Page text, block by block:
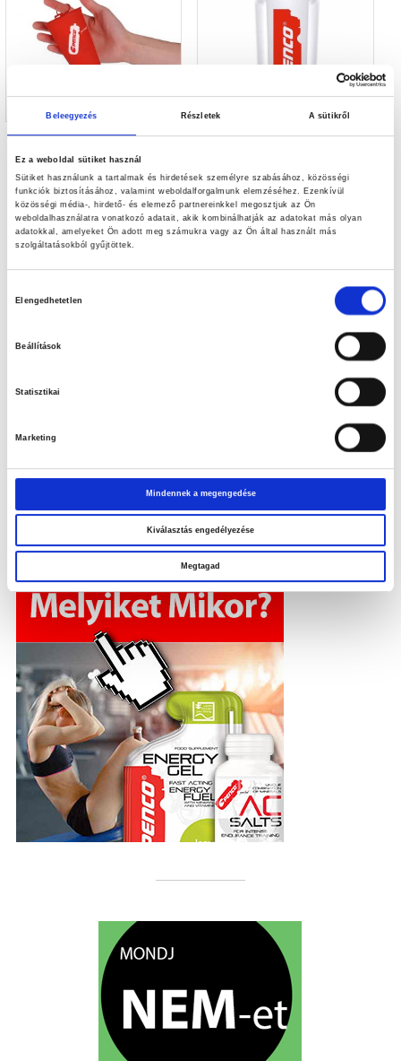
Beleegyezés Részletek A sütikről
Ez a weboldal sütiket használ
Sütiket használunk a tartalmak és hirdetések személyre szabásához, közösségi
funkciók biztosításához, valamint weboldalforgalmunk elemzéséhez. Ezenkívül
közösségi média-, hirdető- és elemező partnereinkkel megosztjuk az Ön
weboldalhasználatra vonatkozó adatait, akik kombinálhatják az adatokat más olyan
adatokkal, amelyeket Ön adott meg számukra vagy az Ön által használt más
szolgáltatásokból gyűjtöttek.
Elengedhetetlen
Beállítások
Statisztikai
Marketing
Mindennek a megengedése
Kiválasztás engedélyezése
Megtagad
Ár: 2.640Ft
Kérjük, jelentkezz be, hogy lásd a hűségprogram állapotát.